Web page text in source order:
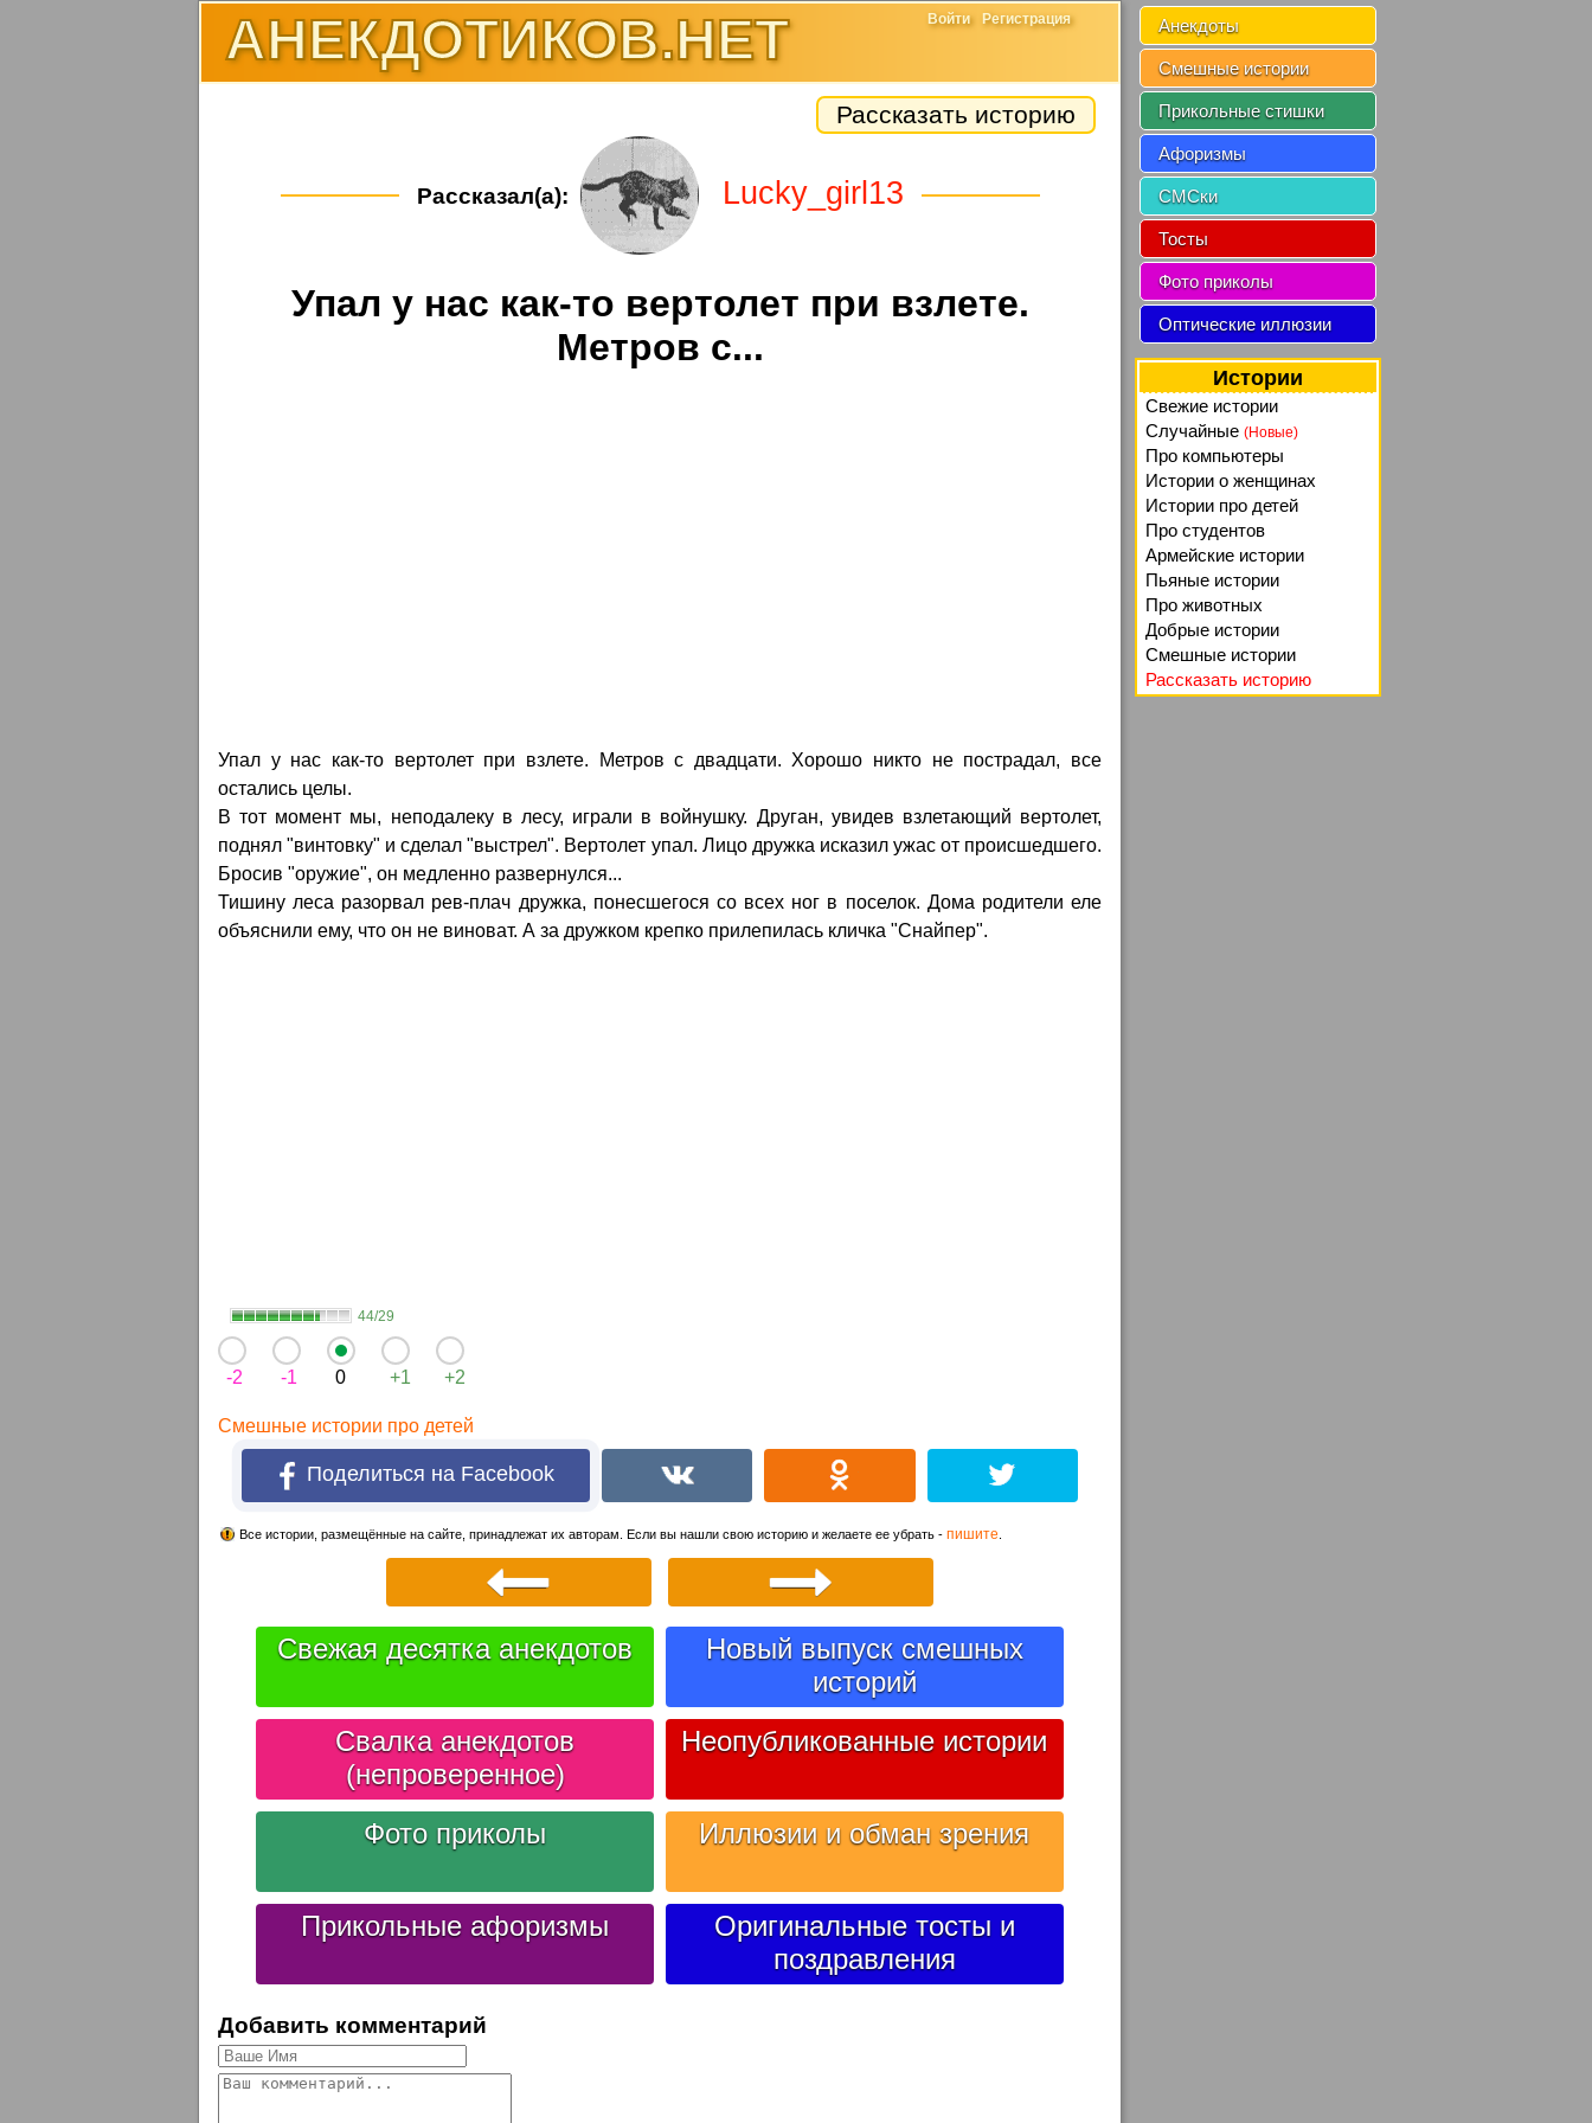
АНЕКДОТИКОВ.НЕТ Войти Регистрация
Рассказать историю
Рассказал(а): Lucky_girl13
Упал у нас как-то вертолет при взлете.
Метров с...
Упал у нас как-то вертолет при взлете. Метров с двадцати. Хорошо никто не пострадал, все
остались целы.
В тот момент мы, неподалеку в лесу, играли в войнушку. Друган, увидев взлетающий вертолет,
поднял "винтовку" и сделал "выстрел". Вертолет упал. Лицо дружка исказил ужас от происшедшего.
Бросив "оружие", он медленно развернулся...
Тишину леса разорвал рев-плач дружка, понесшегося со всех ног в поселок. Дома родители еле
объяснили ему, что он не виноват. А за дружком крепко прилепилась кличка "Снайпер".
44/29
-2 -1 0 +1 +2
Смешные истории про детей
Поделиться на Facebook
Все истории, размещённые на сайте, принадлежат их авторам. Если вы нашли свою историю и желаете ее убрать - пишите
Свежая десятка анекдотов
Новый выпуск смешных
историй
Свалка анекдотов
(непроверенное)
Неопубликованные истории
Фото приколы Иллюзии и обман зрения
Прикольные афоризмы
Оригинальные тосты и
поздравления
Добавить комментарий
Анекдоты
Смешные истории
Прикольные стишки
Афоризмы
СМСки
Тосты
Фото приколы
Оптические иллюзии
Истории
Свежие истории
Случайные (Новые)
Про компьютеры
Истории о женщинах
Истории про детей
Про студентов
Армейские истории
Пьяные истории
Про животных
Добрые истории
Смешные истории
Рассказать историю